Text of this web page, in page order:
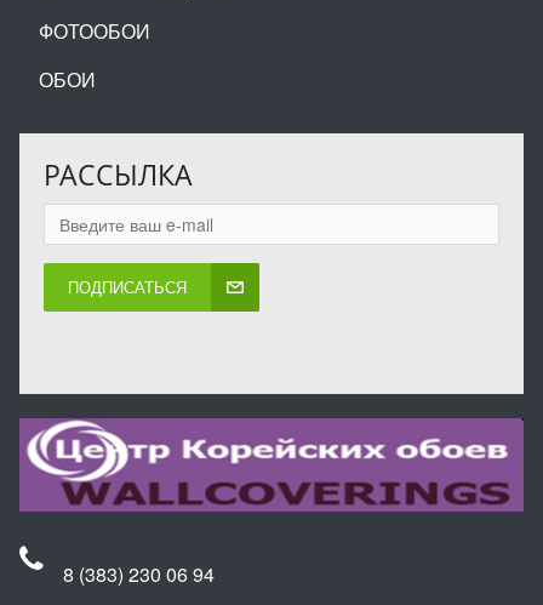
ФОТООБОИ
ОБОИ
РАССЫЛКА
ПОДПИСАТЬСЯ
8 (383) 230 06 94